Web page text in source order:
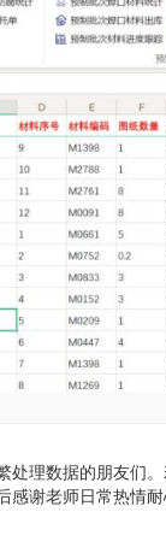
理数据的朋友们
谢老师日常热情耐